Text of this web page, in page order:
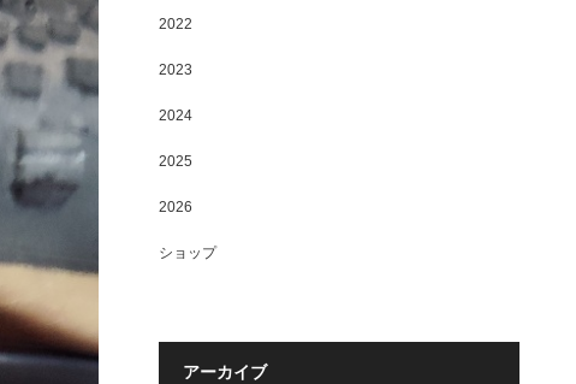
2022
2023
2024
2025
2026
ショップ
アーカイブ